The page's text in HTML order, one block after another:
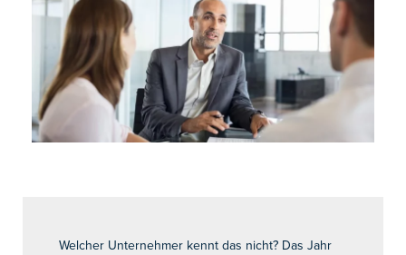
Welcher Unternehmer kennt das nicht? Das Jahr